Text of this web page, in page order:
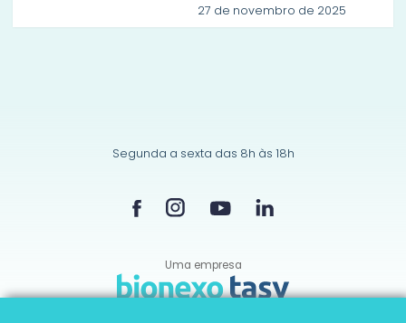
27 de novembro de 2025
Segunda a sexta das 8h às 18h
Uma empresa